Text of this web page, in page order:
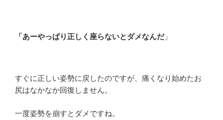
「あーやっぱり正しく座らないとダメなんだ」
すぐに正しい姿勢に戻したのですが、痛くなり始めたお
尻はなかなか回復しません。
一度姿勢を崩すとダメですね。